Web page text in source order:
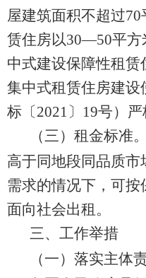
屋建筑面积不超过70
赁住房以30—50平方
中式建设保障性租
集中式租赁住房建设
标 〔2021 〕 19号）严
（三）租金标准。
高于同地段同品质市
需求的情况下，可
面向社会出租。
三、工作举措
（一）落实主体